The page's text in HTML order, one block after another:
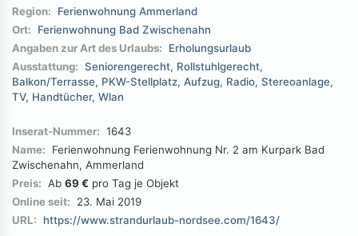
Region:
Ferienwohnung Ammerland
Ort:
Ferienwohnung Bad Zwischenahn
Angaben zur Art des Urlaubs:
Erholungsurlaub
Ausstattung: Seniorengerecht Rollstuhlgerecht
Balkon/Terrasse PKW-Stellplatz Aufzug Radio Stereoanlage
TV Handtücher Wlan
Inserat-Nummer: 1643
Name:
Ferienwohnung Ferienwohnung Nr. 2 am Kurpark Bad
Zwischenahn, Ammerland
Preis: Ab 69 € pro Tag je Objekt
Online seit:
23. Mai 2019
URL:
https://www.strandurlaub-nordsee.com/1643/